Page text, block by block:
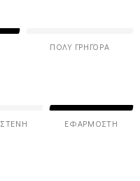
ΠΟΛΎ ΓΡΉΓΟΡΑ
ΣΤΕΝΉ ΕΦΑΡΜΟΣΤΉ